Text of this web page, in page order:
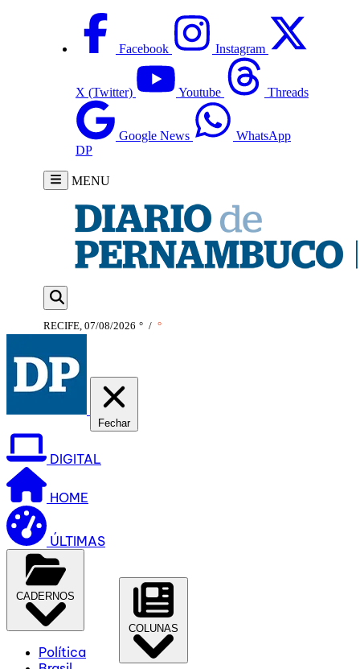
Facebook Instagram
X (Twitter) Youtube Threads
Google News
WhatsApp
DP
MENU
RECIFE, 07/08/2026 ° / °
Fechar
DIGITAL
HOME
ÚLTIMAS
CADERNOS
Política
COLUNAS